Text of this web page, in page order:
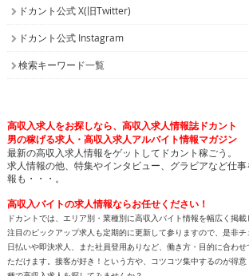
ドカント公式 X(旧Twitter)
ドカント公式 Instagram
検索キーワード一覧
高収入求人をお探しなら、高収入求人情報誌ドカント
男の稼げる求人・高収入求人アルバイト情報マガジン
最新の高収入求人情報をゲットしてドカント稼ごう。
求人情報の他、特集やインタビュー、グラビアなど仕
報も・・・。
高収入バイトの求人情報ならお任せください！
ドカントでは、エリア別・業種別に高収入バイト情報を幅広く掲載
注目のピックアップ求人も定期的に更新して参りますので、是非チ
日払いや即決求人、また社員登用ありなど、働き方・目的に合わ
ただけます。接客が好き！という方や、コツコツ集中するのが得